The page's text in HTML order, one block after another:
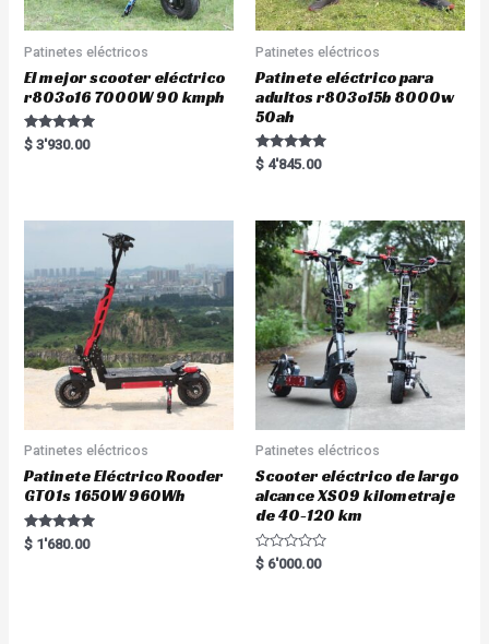
Patinetes eléctricos
El mejor scooter eléctrico
r803o16 7000W 90 kmph
Rated
5.00
$ 3'930.00
Patinetes eléctricos
Patinete eléctrico para
adultos r803o15b 8000w
50ah
Rated
5.00
$ 4'845.00
Patinetes eléctricos
Patinete Eléctrico Rooder
GT01s 1650W 960Wh
Rated
5.00
$ 1'680.00
Patinetes eléctricos
Scooter eléctrico de largo
alcance XS09 kilometraje
de 40-120 km
R
a
$ 6'000.00